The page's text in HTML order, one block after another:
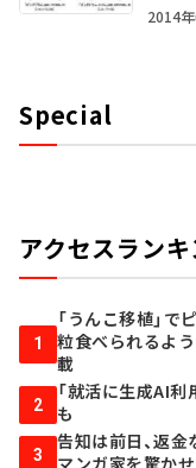
2014
Special
アクセスラン
1
「うんこ移植」
粒食べられるよ
載
2
「就活に生成AI
も
3
告知は前日、返